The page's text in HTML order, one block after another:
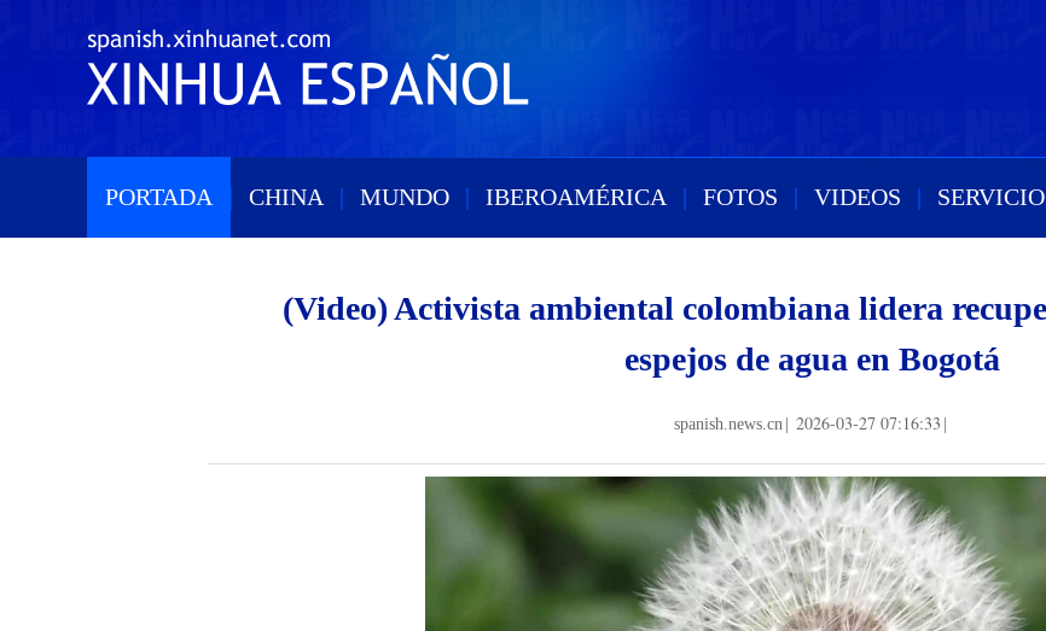
PORTADA | CHINA | MUNDO | IBEROAMÉRICA | FOTOS | VIDEOS |
(Video) Activista ambiental colombiana lidera
espejos de agua en Bogotá
spanish.news.cn 2026-03-27 07:16:33